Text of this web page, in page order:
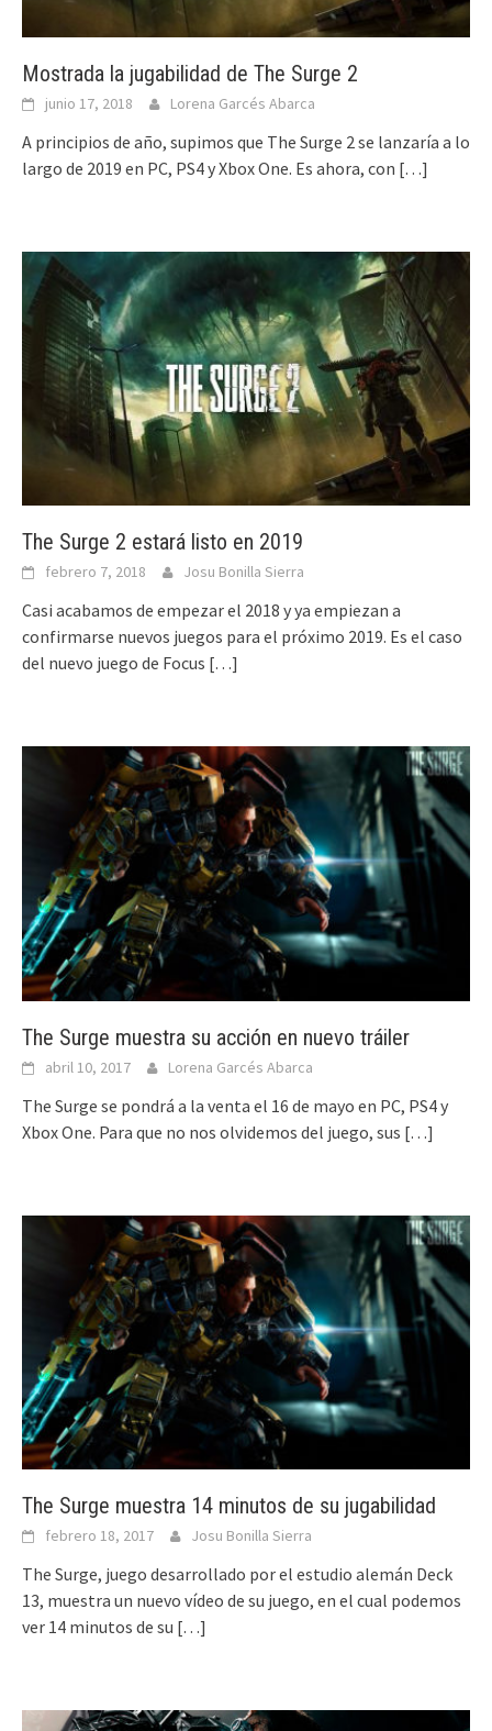
Mostrada la jugabilidad de The Surge 2
junio 17, 2018 Lorena Garcés Abarca
A principios de año, supimos que The Surge 2 se lanzaría a lo
largo de 2019 en PC, PS4 y Xbox One. Es ahora, con […]
The Surge 2 estará listo en 2019
febrero 7, 2018 Josu Bonilla Sierra
Casi acabamos de empezar el 2018 y ya empiezan a
confirmarse nuevos juegos para el próximo 2019. Es el caso
del nuevo juego de Focus […]
The Surge muestra su acción en nuevo tráiler
abril 10, 2017 Lorena Garcés Abarca
The Surge se pondrá a la venta el 16 de mayo en PC, PS4 y
Xbox One. Para que no nos olvidemos del juego, sus […]
The Surge muestra 14 minutos de su jugabilidad
febrero 18, 2017 Josu Bonilla Sierra
The Surge, juego desarrollado por el estudio alemán Deck
13, muestra un nuevo vídeo de su juego, en el cual podemos
ver 14 minutos de su […]